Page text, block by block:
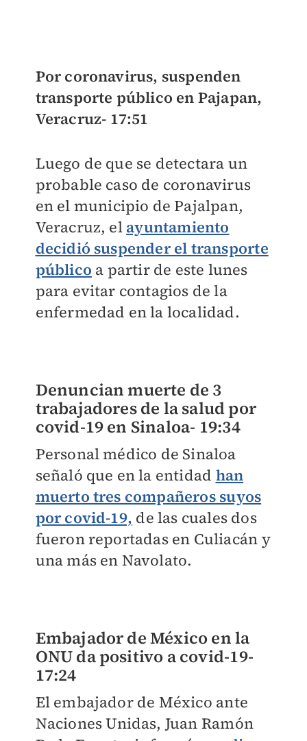
Por coronavirus, suspenden
transporte público en Pajapan,
Veracruz- 17:51
Luego de que se detectara un
probable caso de coronavirus
en el municipio de Pajalpan,
Veracruz, el ayuntamiento
decidió suspender el transporte
público a partir de este lunes
para evitar contagios de la
enfermedad en la localidad.
Denuncian muerte de 3
trabajadores de la salud por
covid-19 en Sinaloa- 19:34
Personal médico de Sinaloa
señaló que en la entidad han
muerto tres compañeros suyos
por covid-19, de las cuales dos
fueron reportadas en Culiacán y
una más en Navolato.
Embajador de México en la
ONU da positivo a covid-19-
17:24
El embajador de México ante
Naciones Unidas, Juan Ramón